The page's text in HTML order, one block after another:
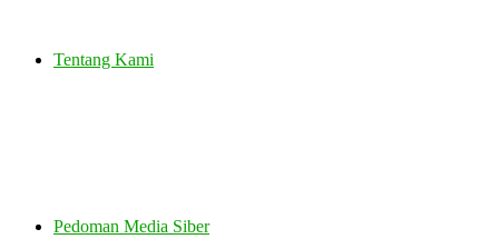
Tentang Kami
Pedoman Media Siber